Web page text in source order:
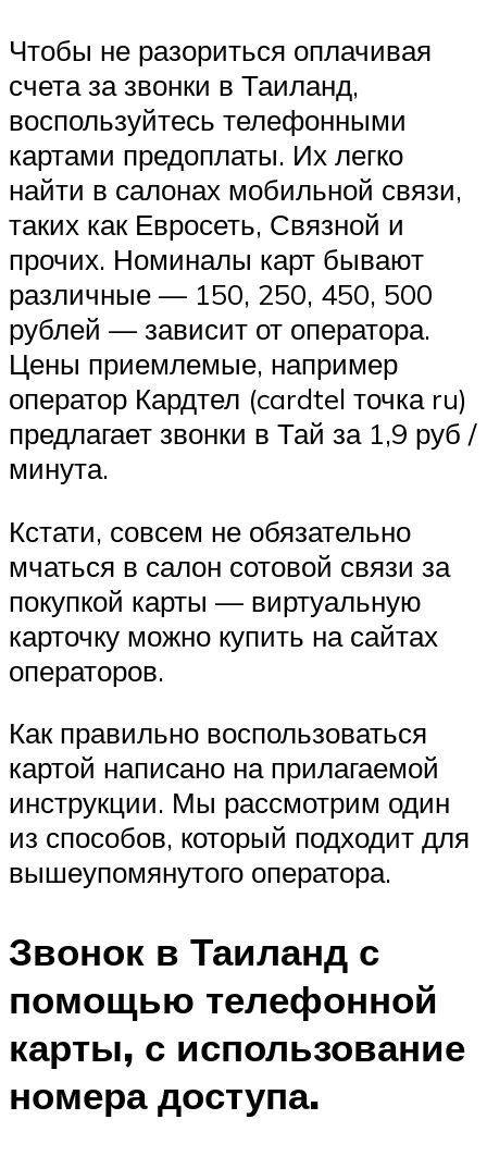
Чтобы не разориться оплачивая
счета за звонки в Таиланд,
воспользуйтесь телефонными
картами предоплаты. Их легко
найти в салонах мобильной связи,
таких как Евросеть, Связной и
прочих. Номиналы карт бывают
различные — 150, 250, 450, 500
рублей — зависит от оператора.
Цены приемлемые, например
оператор Кардтел (cardtel точка ru)
предлагает звонки в Тай за 1,9 руб /
минута.
Кстати, совсем не обязательно
мчаться в салон сотовой связи за
покупкой карты — виртуальную
карточку можно купить на сайтах
операторов.
Как правильно воспользоваться
картой написано на прилагаемой
инструкции. Мы рассмотрим один
из способов, который подходит для
вышеупомянутого оператора.
Звонок в Таиланд с
помощью телефонной
карты, с использование
номера доступа.